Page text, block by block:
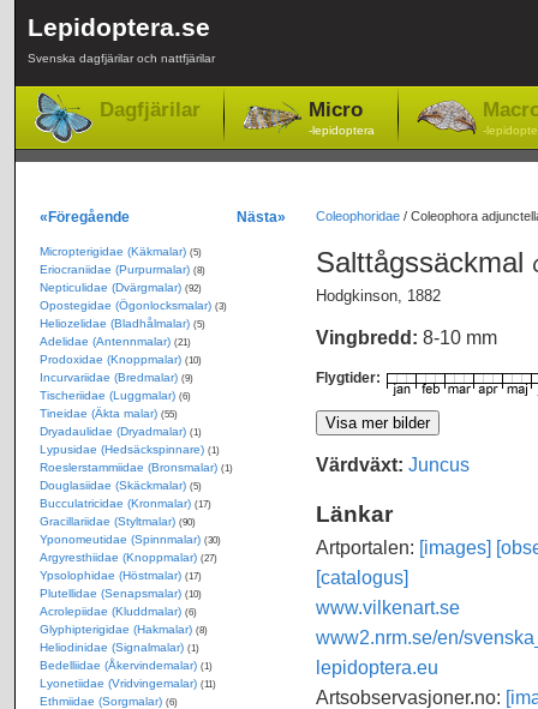
Lepidoptera.se
Svenska dagfjärilar och nattfjärilar
Dagfjärilar Micro
-lepidoptera -
Coleophoridae/ Coleophora
Salttågssäckmal
Hodgkinson, 1882
Vingbredd: 8-10 mm
Flygtider:
Värdväxt: Juncus
Länkar
Artportalen: [images]
[catalogus]
www.vilkenart.se
www2.nrm.se/en/
lepidoptera.eu
Artsobservasjoner.no:
«Föregående Nästa»
Micropterigidae (Käkmalar) (5)
Eriocraniidae (Purpurmalar) (8)
Nepticulidae (Dvärgmalar) (92)
Opostegidae (Ögonlocksmalar) (3)
Heliozelidae (Bladhålmalar) (5)
Adelidae (Antennmalar) (21)
Prodoxidae (Knoppmalar) (10)
Incurvariidae (Bredmalar) (9)
Tischeriidae (Luggmalar) (6)
Tineidae (Äkta malar) (55)
Dryadaulidae (Dryadmalar) (1)
Lypusidae (Hedsäckspinnare) (1)
Roeslerstammiidae (Bronsmalar) (1)
Douglasiidae (Skäckmalar) (5)
Bucculatricidae (Kronmalar) (17)
Gracillariidae (Styltmalar) (90)
Yponomeutidae (Spinnmalar) (30)
Argyresthiidae (Knoppmalar) (27)
Ypsolophidae (Höstmalar) (17)
Plutellidae (Senapsmalar) (10)
Acrolepiidae (Kluddmalar) (6)
Glyphipterigidae (Hakmalar) (8)
Heliodinidae (Signalmalar) (1)
Bedelliidae (Åkervindemalar) (1)
Lyonetiidae (Vridvingemalar) (11)
Ethmiidae (Sorgmalar) (6)